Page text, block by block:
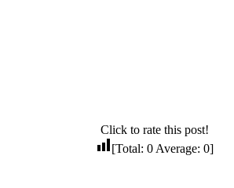
Click to rate this post!
[Total: 0 Average: 0]